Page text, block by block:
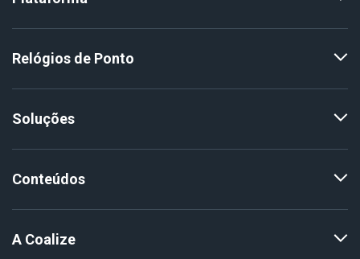
Relógios de Ponto
Soluções
Conteúdos
A Coalize